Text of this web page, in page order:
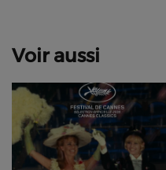
Voir aussi